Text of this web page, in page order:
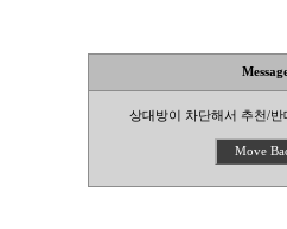
상대방이 차단해서 추천/반